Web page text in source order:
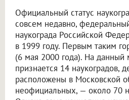
Официальный статус
совсем недавно,
наукограда Российской
в 1999 году. Первым таким
(6 мая 2000 года). На данный
признается 14 наукоградов,
расположены в Московской
неофициальных, — около 70